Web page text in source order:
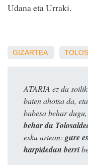
Udana eta Urraki.
GIZARTEA
ATARIA ez da
baten ahotsa da,
babesa behar
behar du
esku artean: gure
harpidedun berri